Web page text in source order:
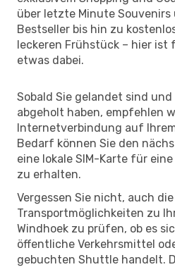
über letzte Minute
Bestseller bis hin zu
leckeren Frühstück – hier ist
etwas dabei.
Sobald Sie gelandet sind und
abgeholt haben, empfehlen
Internetverbindung auf
Bedarf können Sie den
eine lokale SIM-Karte für
zu erhalten.
Vergessen Sie nicht, auch die
Transportmöglichkeiten zu
Windhoek zu prüfen, ob es
öffentliche Verkehrsmittel
gebuchten Shuttle handelt.